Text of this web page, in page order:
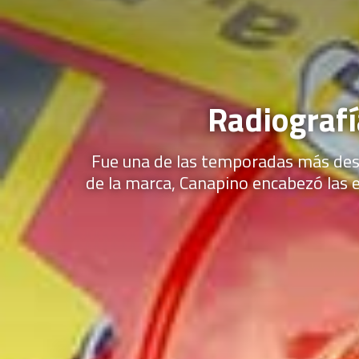
Fue una de las temporadas más
de la marca, Canapino encabezó